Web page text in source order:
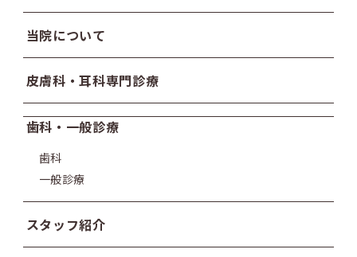
当院について
皮膚科・耳科専門診療
歯科・一般診療
歯科
一般診療
スタッフ紹介